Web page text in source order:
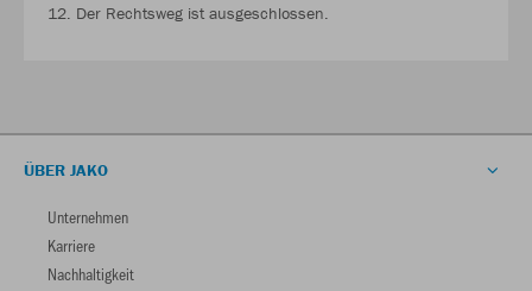
12. Der Rechtsweg ist ausgeschlossen.
ÜBER JAKO
Unternehmen
Karriere
Nachhaltigkeit